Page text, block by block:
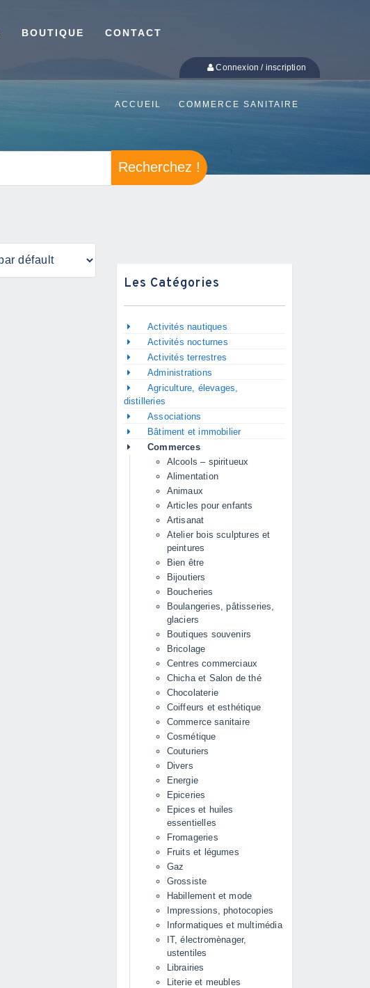
BOUTIQUE CONTACT
Connexion / inscription
ACCUEIL COMMERCE SANITAIRE
Recherchez !
Les Catégories
Activités nautiques
Activités nocturnes
Activités terrestres
Administrations
Agriculture, élevages,
distilleries
Associations
Bâtiment et immobilier
Commerces
Alcools – spiritueux
Alimentation
Animaux
Articles pour enfants
Artisanat
Atelier bois sculptures et
peintures
Bien être
Bijoutiers
Boucheries
Boulangeries, pâtisseries,
glaciers
Boutiques souvenirs
Bricolage
Centres commerciaux
Chicha et Salon de thé
Chocolaterie
Coiffeurs et esthétique
Commerce sanitaire
Cosmétique
Couturiers
Divers
Energie
Epiceries
Epices et huiles
essentielles
Fromageries
Fruits et légumes
Gaz
Grossiste
Habillement et mode
Impressions, photocopies
Informatiques et multimédia
IT, électromènager,
ustentiles
Librairies
Literie et meubles